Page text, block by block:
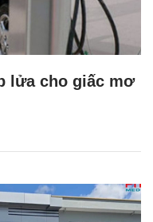
lửa cho giấc mơ